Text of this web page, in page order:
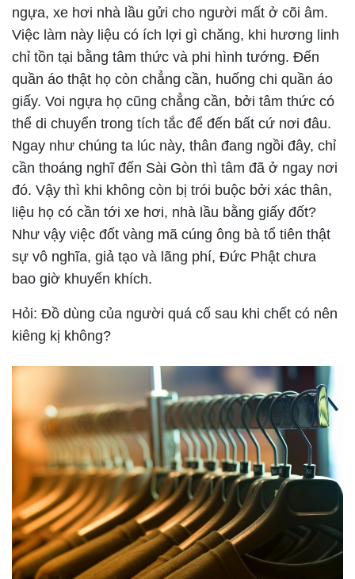
ngựa, xe hơi nhà lầu gửi cho người mất ở cõi âm.
Việc làm này liệu có ích lợi gì chăng, khi hương linh
chỉ tồn tại bằng tâm thức và phi hình tướng. Đến
quần áo thật họ còn chẳng cần, huống chi quần áo
giấy. Voi ngựa họ cũng chẳng cần, bởi tâm thức có
thể di chuyển trong tích tắc để đến bất cứ nơi đâu.
Ngay như chúng ta lúc này, thân đang ngồi đây, chỉ
cần thoáng nghĩ đến Sài Gòn thì tâm đã ở ngay nơi
đó. Vậy thì khi không còn bị trói buộc bởi xác thân,
liệu họ có cần tới xe hơi, nhà lầu bằng giấy đốt?
Như vậy việc đốt vàng mã cúng ông bà tổ tiên thật
sự vô nghĩa, giả tạo và lãng phí, Đức Phật chưa
bao giờ khuyến khích.
Hỏi: Đồ dùng của người quá cố sau khi chết có nên
kiêng kị không?